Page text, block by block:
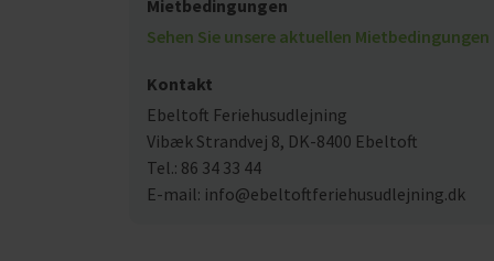
Mietbedingungen
Sehen Sie unsere aktuellen Mietbedingungen
Kontakt
Ebeltoft Feriehusudlejning
Vibæk Strandvej 8, DK-8400 Ebeltoft
Tel.: 86 34 33 44
E-mail: info@ebeltoftferiehusudlejning.dk